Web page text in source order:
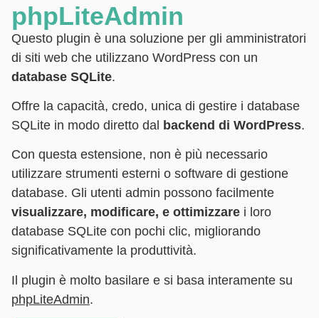
phpLiteAdmin
Questo plugin è una soluzione per gli amministratori
di siti web che utilizzano WordPress con un
database SQLite.
Offre la capacità, credo, unica di gestire i database
SQLite in modo diretto dal backend di WordPress.
Con questa estensione, non è più necessario
utilizzare strumenti esterni o software di gestione
database. Gli utenti admin possono facilmente
visualizzare, modificare, e ottimizzare i loro
database SQLite con pochi clic, migliorando
significativamente la produttività.
Il plugin è molto basilare e si basa interamente su
phpLiteAdmin.